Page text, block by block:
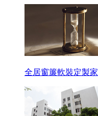
全居窗簾軟裝定製家